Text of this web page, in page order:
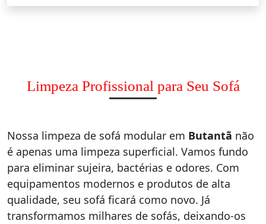
Limpeza Profissional para Seu Sofá
Nossa limpeza de sofá modular em Butantã não
é apenas uma limpeza superficial. Vamos fundo
para eliminar sujeira, bactérias e odores. Com
equipamentos modernos e produtos de alta
qualidade, seu sofá ficará como novo. Já
transformamos milhares de sofás, deixando-os